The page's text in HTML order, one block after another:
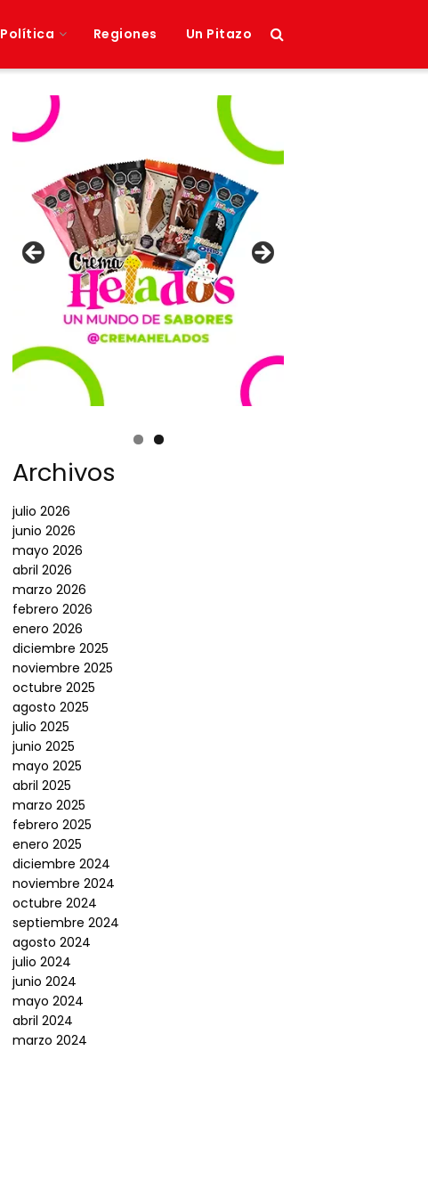
Política Regiones Un Pitazo
Archivos
julio 2026
junio 2026
mayo 2026
abril 2026
marzo 2026
febrero 2026
enero 2026
diciembre 2025
noviembre 2025
octubre 2025
agosto 2025
julio 2025
junio 2025
mayo 2025
abril 2025
marzo 2025
febrero 2025
enero 2025
diciembre 2024
noviembre 2024
octubre 2024
septiembre 2024
agosto 2024
julio 2024
junio 2024
mayo 2024
abril 2024
marzo 2024